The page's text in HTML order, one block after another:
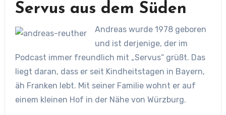
Servus aus dem Süden
Andreas wurde 1978 geboren
und ist derjenige, der im
Podcast immer freundlich mit „Servus“ grüßt. Das
liegt daran, dass er seit Kindheitstagen in Bayern,
äh Franken lebt. Mit seiner Familie wohnt er auf
einem kleinen Hof in der Nähe von Würzburg.